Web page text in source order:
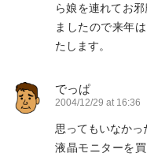
ら娘を連れてお
ましたので来年
たします。
でっぱ
2004/12/29 at 16:36
思ってもいなかっ
液晶モニターを